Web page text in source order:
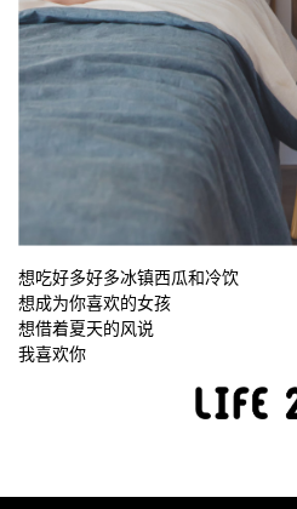
想吃好多好多冰镇西瓜和冷饮
想成为你喜欢的女孩
想借着夏天的风说
我喜欢你